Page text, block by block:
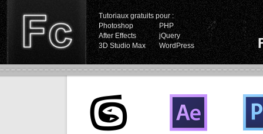
Tutoriaux gratuits pour :
Photoshop
PHP
After Effects
jQuery
3D Studio Max
WordPress